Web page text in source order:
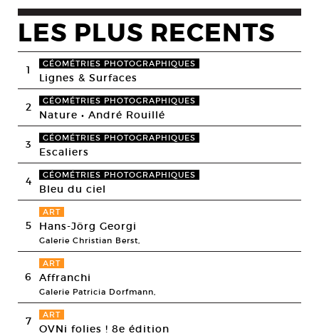
LES PLUS RECENTS
1 GÉOMÉTRIES PHOTOGRAPHIQUES
Lignes & Surfaces
2 GÉOMÉTRIES PHOTOGRAPHIQUES
Nature • André Rouillé
3 GÉOMÉTRIES PHOTOGRAPHIQUES
Escaliers
4 GÉOMÉTRIES PHOTOGRAPHIQUES
Bleu du ciel
5
ART
Hans-Jörg Georgi
Galerie Christian Berst,
6
ART
Affranchi
Galerie Patricia Dorfmann,
7 ART
OVNi folies ! 8e édition